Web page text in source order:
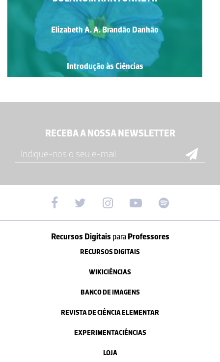
Elizabeth A. A. Brandão Danhão
Introdução às Ciências
RECEBA A NOSSA NEWSLETTER
Recursos Digitais paraProfessores
RECURSOS DIGITAIS
WIKICIÊNCIAS
BANCO DE IMAGENS
REVISTA DE CIÊNCIA ELEMENTAR
EXPERIMENTACIÊNCIAS
LOJA